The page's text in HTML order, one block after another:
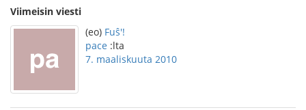
Viimeisin viesti
(eo) Fuŝ'!
pace :lta
7. maaliskuuta 2010